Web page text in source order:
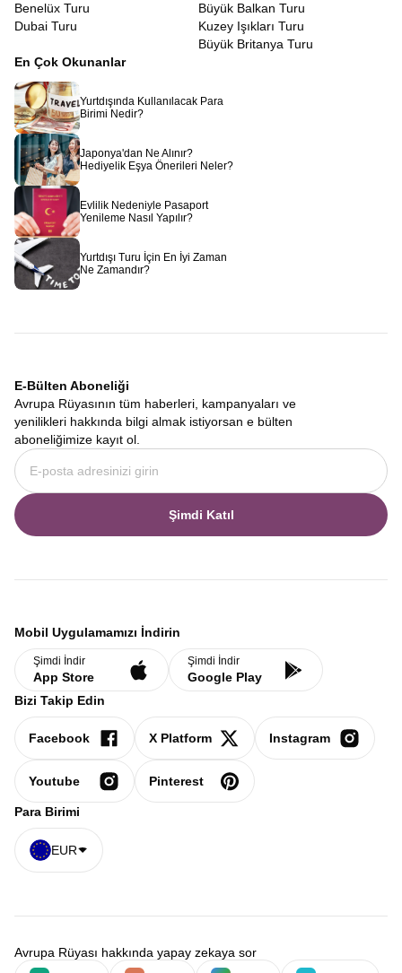
Benelüx Turu
Dubai Turu
Büyük Balkan Turu
Kuzey Işıkları Turu
Büyük Britanya Turu
En Çok Okunanlar
Yurtdışında Kullanılacak Para
Birimi Nedir?
Japonya'dan Ne Alınır?
Hediyelik Eşya Önerileri Neler?
Evlilik Nedeniyle Pasaport
Yenileme Nasıl Yapılır?
Yurtdışı Turu İçin En İyi Zaman
Ne Zamandır?
E-Bülten Aboneliği
Avrupa Rüyasının tüm haberleri, kampanyaları ve
yenilikleri hakkında bilgi almak istiyorsan e bülten
aboneliğimize kayıt ol.
Şimdi Katıl
Mobil Uygulamamızı İndirin
Şimdi İndir
App Store
Şimdi İndir
Google Play
Bizi Takip Edin
Facebook X Platform Instagram
Youtube Pinterest
Para Birimi
EUR
Avrupa Rüyası hakkında yapay zekaya sor